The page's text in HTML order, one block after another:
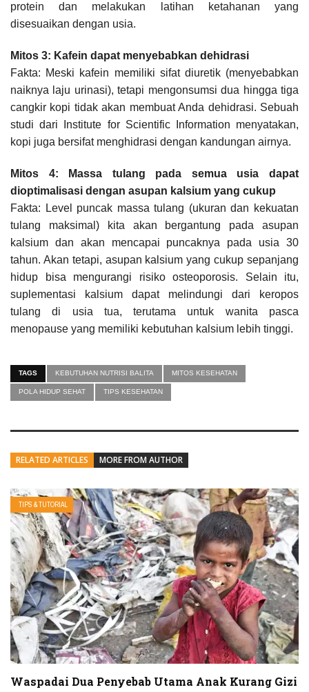
protein dan melakukan latihan ketahanan yang
disesuaikan dengan usia.
Mitos 3: Kafein dapat menyebabkan dehidrasi
Fakta: Meski kafein memiliki sifat diuretik (menyebabkan
naiknya laju urinasi), tetapi mengonsumsi dua hingga tiga
cangkir kopi tidak akan membuat Anda dehidrasi. Sebuah
studi dari Institute for Scientific Information menyatakan,
kopi juga bersifat menghidrasi dengan kandungan airnya.
Mitos 4: Massa tulang pada semua usia dapat
dioptimalisasi dengan asupan kalsium yang cukup
Fakta: Level puncak massa tulang (ukuran dan kekuatan
tulang maksimal) kita akan bergantung pada asupan
kalsium dan akan mencapai puncaknya pada usia 30
tahun. Akan tetapi, asupan kalsium yang cukup sepanjang
hidup bisa mengurangi risiko osteoporosis. Selain itu,
suplementasi kalsium dapat melindungi dari keropos
tulang di usia tua, terutama untuk wanita pasca
menopause yang memiliki kebutuhan kalsium lebih tinggi.
TAGS KEBUTUHAN NUTRISI BALITA MITOS KESEHATAN
POLA HIDUP SEHAT TIPS KESEHATAN
RELATED ARTICLES MORE FROM AUTHOR
TIPS & TUTORIAL
Waspadai Dua Penyebab Utama Anak Kurang Gizi